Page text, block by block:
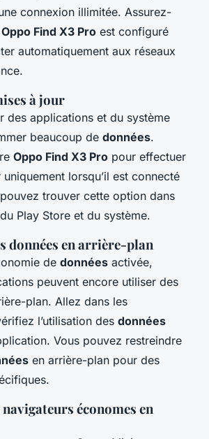
connexion illimitée. Assurez-
Oppo Find X3 Pro est configuré
automatiquement aux réseaux
à jour
des applications et du système
beaucoup de données.
Oppo Find X3 Pro pour effectuer
lorsqu’il est connecté
trouver cette option dans
Play Store et du système.
données en arrière-plan
de données activée,
peuvent encore utiliser des
plan. Allez dans les
l’utilisation des données
Vous pouvez restreindre
en arrière-plan pour des
économes en